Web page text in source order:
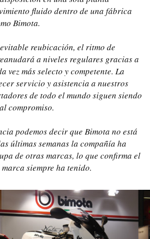
fluido dentro de una fábrica
Bimota.
reubicación, el ritmo de
a niveles regulares gracias a
vez más selecto y competente. La
servicio y asistencia a nuestros
de todo el mundo siguen siendo
compromiso.
podemos decir que Bimota no está
últimas semanas la compañía ha
de otras marcas, lo que confirma el
siempre ha tenido.